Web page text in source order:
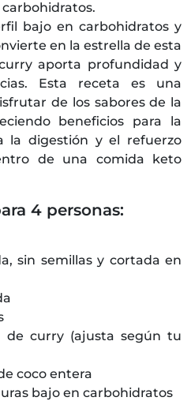
bajo en carbohidratos y
en la estrella de esta
aporta profundidad y
Esta receta es una
de los sabores de la
beneficios para la
la digestión y el refuerzo
de una comida keto
4 personas:
sin semillas y cortada en
de curry (ajusta según tu
coco entera
bajo en carbohidratos